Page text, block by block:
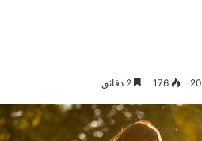
176 2 دقائق